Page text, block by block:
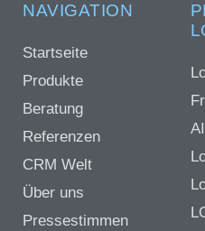
NAVIGATION
Startseite
Produkte
Beratung
Referenzen
CRM Welt
Über uns
Pressestimmen